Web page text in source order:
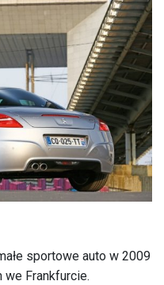
sportowe auto w 2009
we Frankfurcie.